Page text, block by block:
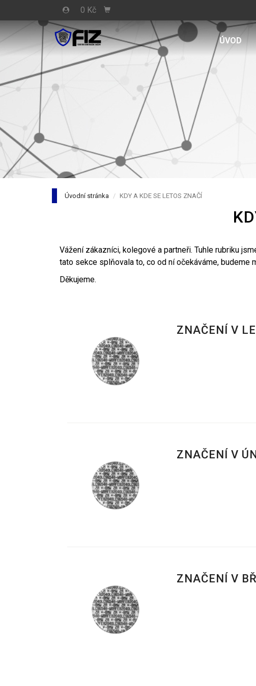
0 Kč
ÚVOD
Úvodní stránka KDY A KDE SE LETOS ZNAČÍ
Vážení zákazníci, kolegové a partneři. Tuhle rubriku
tato sekce splňovala to, co od ní očekáváme, budeme
Děkujeme.
ZNAČENÍ V
ZNAČENÍ V
ZNAČENÍ V